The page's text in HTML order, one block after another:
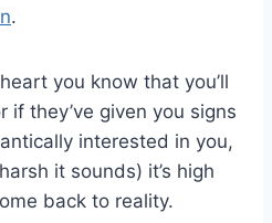
.
you know that you’ll
if they’ve given you signs
interested in you,
it sounds) it’s high
back to reality.